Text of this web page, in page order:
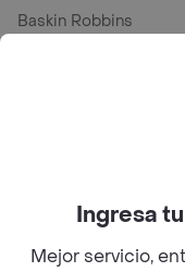
Baskin Robbins
Empanaditas de
Ingresa
Mejor servicio,